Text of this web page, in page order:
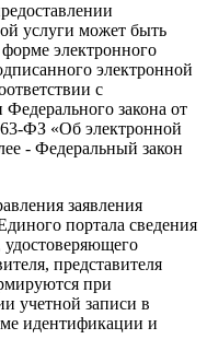
услуги может быть
электронного
электронной
с
Федерального закона от
ФЗ «Об электронной
- Федеральный закон
заявления
портала сведения
удостоверяющего
представителя
при
учетной записи в
идентификации и